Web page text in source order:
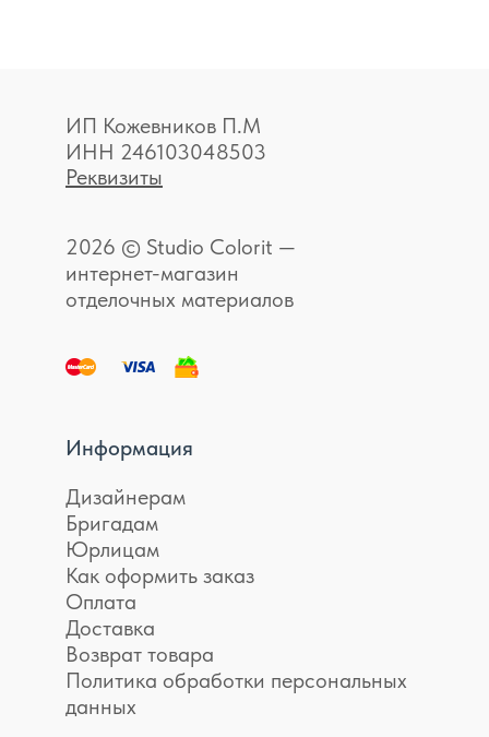
ИП Кожевников П.М
ИНН 246103048503
Реквизиты
2026 © Studio Colorit —
интернет-магазин
отделочных материалов
Информация
Дизайнерам
Бригадам
Юрлицам
Как оформить заказ
Оплата
Доставка
Возврат товара
Политика обработки персональных
данных